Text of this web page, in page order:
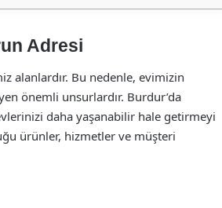
Adresi
alanlardır. Bu nedenle, evimizin
önemli unsurlardır. Burdur’da
daha yaşanabilir hale getirmeyi
ürünler, hizmetler ve müşteri